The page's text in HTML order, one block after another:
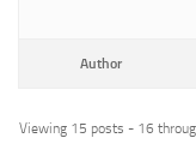
Author
Viewing 15 posts - 16